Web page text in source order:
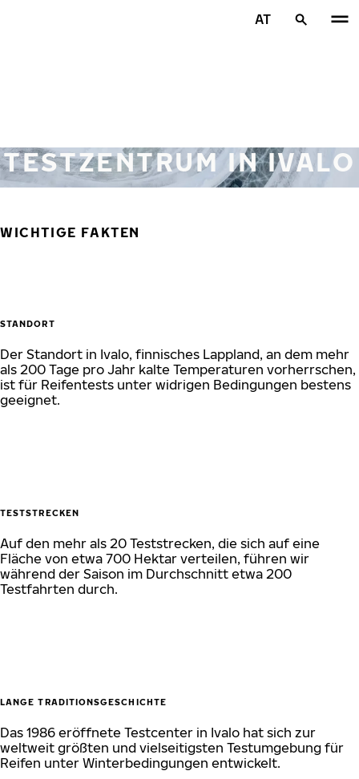
AT
TESTZENTRUM IN IVALO
WICHTIGE FAKTEN
STANDORT
Der Standort in Ivalo, finnisches Lappland, an dem mehr
als 200 Tage pro Jahr kalte Temperaturen vorherrschen,
ist für Reifentests unter widrigen Bedingungen bestens
geeignet.
TESTSTRECKEN
Auf den mehr als 20 Teststrecken, die sich auf eine
Fläche von etwa 700 Hektar verteilen, führen wir
während der Saison im Durchschnitt etwa 200
Testfahrten durch.
LANGE TRADITIONSGESCHICHTE
Das 1986 eröffnete Testcenter in Ivalo hat sich zur
weltweit größten und vielseitigsten Testumgebung für
Reifen unter Winterbedingungen entwickelt.